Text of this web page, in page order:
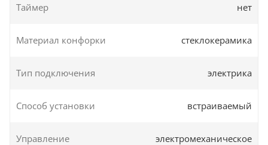
Таймер нет
Материал конфорки стеклокерамика
Тип подключения электрика
Способ установки встраиваемый
Управление электромеханическое